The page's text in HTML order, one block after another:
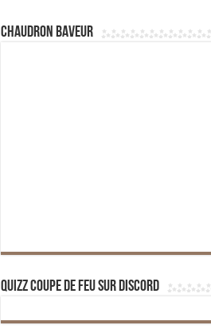
Chaudron Baveur
Quizz Coupe de Feu sur Discord